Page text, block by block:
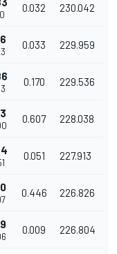
0.032 230.042
0.033 229.959
0.170 229.536
0.607 228.038
0.051 227.913
0.446 226.826
0.009 226.804